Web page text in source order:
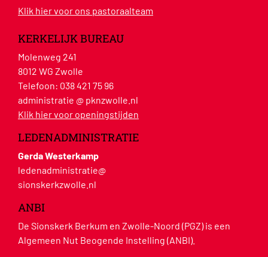
Klik hier voor ons pastoraalteam
KERKELIJK BUREAU
Molenweg 241
8012 WG Zwolle
Telefoon: 038 421 75 96
administratie @ pknzwolle.nl
Klik hier voor openingstijden
LEDENADMINISTRATIE
Gerda Westerkamp
ledenadministratie@
sionskerkzwolle.nl
ANBI
De Sionskerk Berkum en Zwolle-Noord (PGZ) is een
Algemeen Nut Beogende Instelling (ANBI).